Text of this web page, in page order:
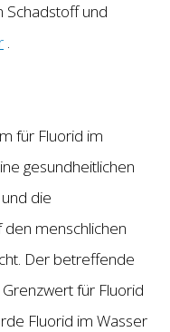
und
.
für Fluorid im
gesundheitlichen
die
den menschlichen
Der betreffende
für Fluorid
Fluorid im Wasser